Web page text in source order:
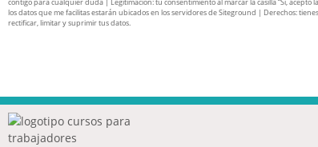
contigo para cualquier duda | Legitimación: tu consentimiento al marcar la casilla “Sí, acepto
los datos que me facilitas estarán ubicados en los servidores de Siteground | Derechos:
rectificar, limitar y suprimir tus datos.